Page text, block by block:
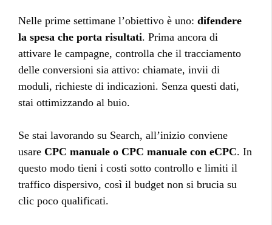
Nelle prime settimane l’obiettivo è uno: difendere
la spesa che porta risultati. Prima ancora di
attivare le campagne, controlla che il tracciamento
delle conversioni sia attivo: chiamate, invii di
moduli, richieste di indicazioni. Senza questi dati,
stai ottimizzando al buio.
Se stai lavorando su Search, all’inizio conviene
usare CPC manuale o CPC manuale con eCPC. In
questo modo tieni i costi sotto controllo e limiti il
traffico dispersivo, così il budget non si brucia su
clic poco qualificati.